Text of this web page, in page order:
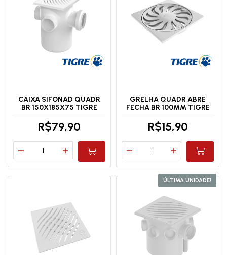
CAIXA SIFONAD QUADR
BR 150X185X75 TIGRE
R$79,90
GRELHA QUADR ABRE
FECHA BR 100MM TIGRE
R$15,90
ÚLTIMA UNIDADE!